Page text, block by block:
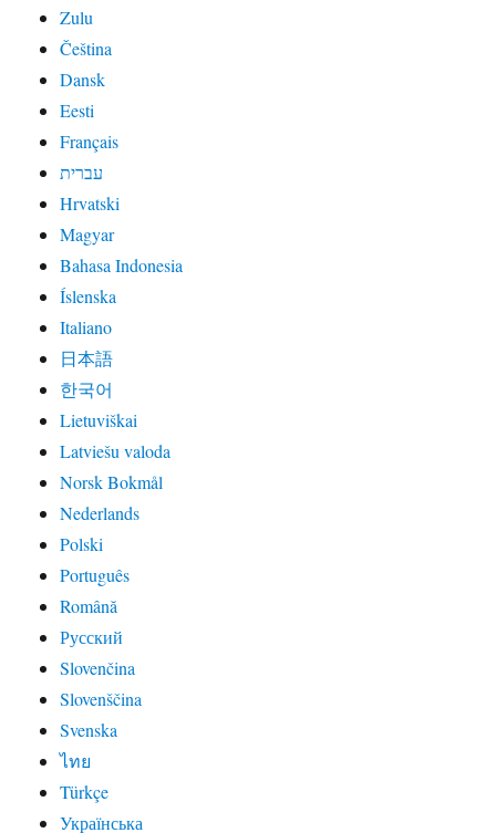
Zulu
Čeština
Dansk
Eesti
Français
עברית
Hrvatski
Magyar
Bahasa Indonesia
Íslenska
Italiano
日本語
한국어
Lietuviškai
Latviešu valoda
Norsk Bokmål
Nederlands
Polski
Português
Română
Русский
Slovenčina
Slovenščina
Svenska
ไทย
Türkçe
Українська